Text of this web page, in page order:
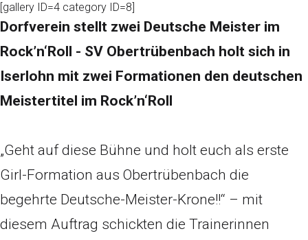
[gallery ID=4 category ID=8]
Dorfverein stellt zwei Deutsche Meister im
Rock’n‘Roll - SV Obertrübenbach holt sich in
Iserlohn mit zwei Formationen den deutschen
Meistertitel im Rock’n‘Roll
„Geht auf diese Bühne und holt euch als erste
Girl-Formation aus Obertrübenbach die
begehrte Deutsche-Meister-Krone!!“ – mit
diesem Auftrag schickten die Trainerinnen